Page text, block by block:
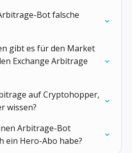
Bot falsche
gibt es für den Market
Exchange Arbitrage
auf Cryptohopper,
wissen?
Arbitrage-Bot
ein Hero-Abo habe?